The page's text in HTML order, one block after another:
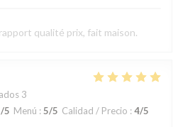
qualité prix, fait maison.
3
/5 Menú : 5/5 Calidad / Precio : 4/5